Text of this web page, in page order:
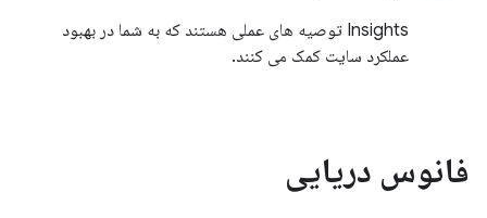
Insights توصیه های عملی هستند که به شما در بهبود
عملکرد سایت کمک می کنند.
فانوس دریایی